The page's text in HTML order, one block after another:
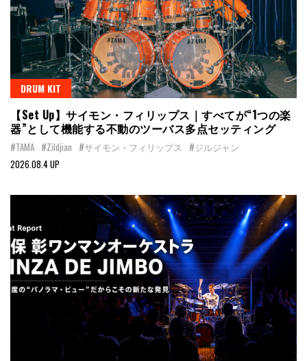
DRUM KIT
【Set Up】サイモン・フィリップス｜すべてが“1つの楽
器”として機能する不動のツーバス多点セッティング
#TAMA #Zildjian #サイモン・フィリップス
#ジルジャン
2026.08.4 UP